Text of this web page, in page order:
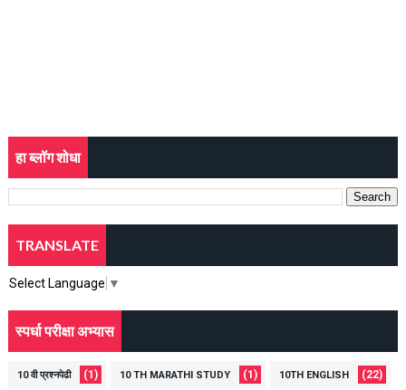
हा ब्लॉग शोधा
TRANSLATE
Select Language ▼
स्पर्धा परीक्षा अभ्यास
10 वी प्रश्नपेढी (1) 10 TH MARATHI STUDY (1) 10TH ENGLISH (22)